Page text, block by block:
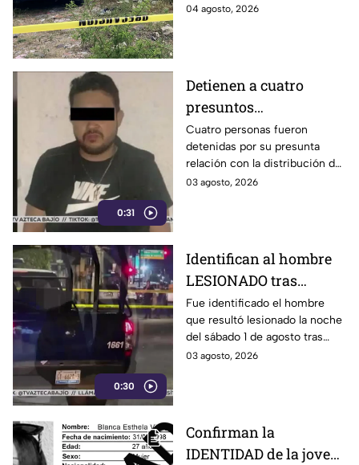
martes
del Sol, en el polígono de Las
04 agosto, 2026
0:31
Detienen a cuatro
presuntos
D3LINCUENTES en
León: así OCURRIÓ
Cuatro personas fueron
detenidas por su presunta
relación con la distribución de
droga en distintos puntos de
03 agosto, 2026
0:30
Identifican al hombre
LESIONADO tras
agresión en colonia
Constitución de
Apatzingán en Irapuato
Fue identificado el hombre
que resultó lesionado la noche
del sábado 1 de agosto tras
registrarse detonaciones en la
03 agosto, 2026
Confirman la
IDENTIDAD de la joven